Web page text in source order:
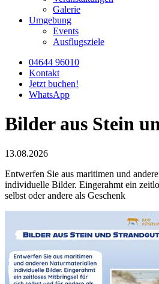
Galerie
Umgebung
Events
Ausflugsziele
04644 96010
Kontakt
Jetzt buchen!
WhatsApp
Bilder aus Stein
13.08.2026
Entwerfen Sie aus maritimen und
individuelle Bilder. Eingerahmt ein
selbst oder andere als Geschenk